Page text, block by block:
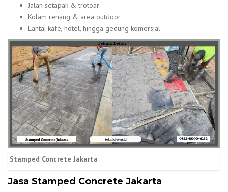
Jalan setapak & trotoar
Kolam renang & area outdoor
Lantai kafe, hotel, hingga gedung komersial
Stamped Concrete Jakarta
Jasa Stamped Concrete Jakarta